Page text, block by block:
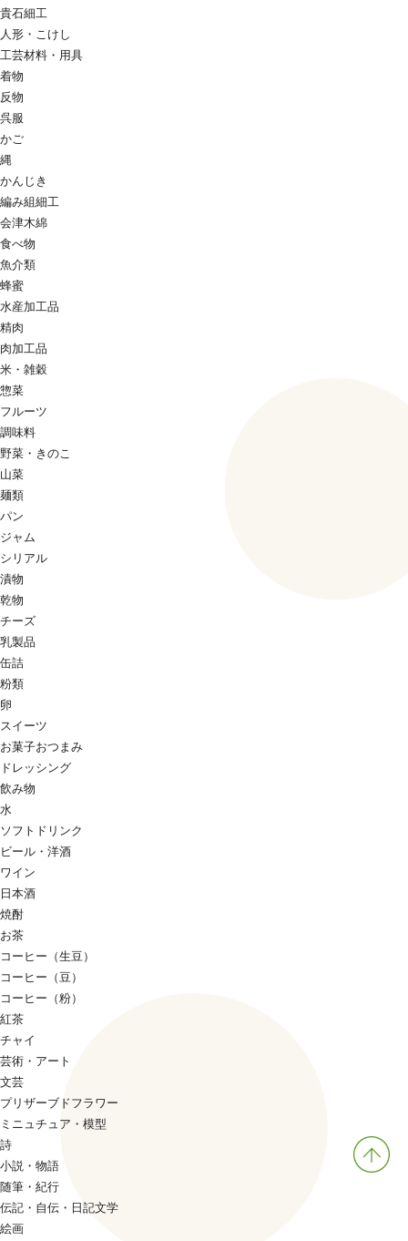
貴石細工
人形・こけし
工芸材料・用具
着物
反物
呉服
かご
縄
かんじき
編み組細工
会津木綿
食べ物
魚介類
蜂蜜
水産加工品
精肉
肉加工品
米・雑穀
惣菜
フルーツ
調味料
野菜・きのこ
山菜
麺類
パン
ジャム
シリアル
漬物
乾物
チーズ
乳製品
缶詰
粉類
卵
スイーツ
お菓子おつまみ
ドレッシング
飲み物
水
ソフトドリンク
ビール・洋酒
ワイン
日本酒
焼酎
お茶
コーヒー（生豆）
コーヒー（豆）
コーヒー（粉）
紅茶
チャイ
芸術・アート
文芸
プリザーブドフラワー
ミニュチュア・模型
詩
小説・物語
随筆・紀行
伝記・自伝・日記文学
絵画